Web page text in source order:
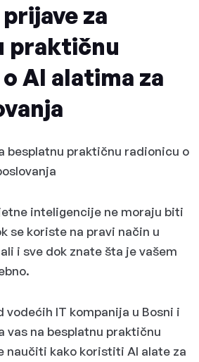
za
praktičnu
AI alatima za
besplatnu praktičnu radionicu o
inteligencije ne moraju biti
se koriste na pravi način u
i sve dok znate šta je vašem
vodećih IT kompanija u Bosni i
vas na besplatnu praktičnu
naučiti kako koristiti AI alate za